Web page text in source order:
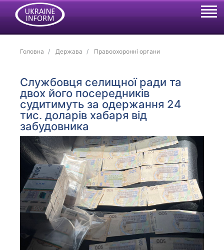
Головна Держава Правоохоронні органи
Службовця селищної ради та
двох його посередників
судитимуть за одержання 24
тис. доларів хабаря від
забудовника